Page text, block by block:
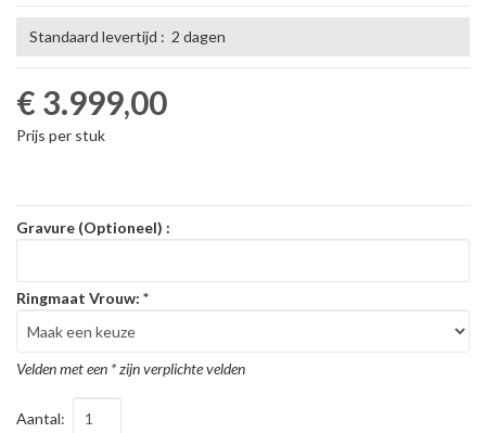
Standaard levertijd : 2 dagen
€ 3.999,00
Prijs per stuk
Gravure (Optioneel) :
Ringmaat Vrouw: *
Velden met een * zijn verplichte velden
Aantal: